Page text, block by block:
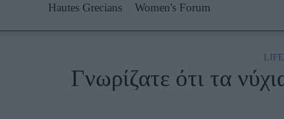
Fashion News
Woman Power Πρόσωπα
Hautes Grecians
Women's Forum
Γνωρίζατε ότι τα